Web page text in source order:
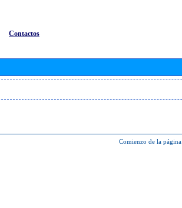
Contactos
Comienzo de la página